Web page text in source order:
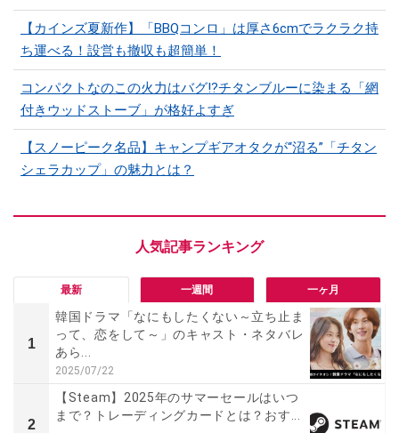
【カインズ夏新作】「BBQコンロ」は厚さ6cmでラクラク持
ち運べる！設営も撤収も超簡単！
コンパクトなのこの火力はバグ⁉チタンブルーに染まる「網
付きウッドストーブ」が格好よすぎ
【スノーピーク名品】キャンプギアオタクが“沼る”「チタン
シェラカップ」の魅力とは？
最新 一週間 一ヶ月
1
韓国ドラマ「なにもしたくない～立ち止ま
って、恋をして～」のキャスト・ネタバレ
あら...
2025/07/22
2
【Steam】2025年のサマーセールはいつ
まで？トレーディングカードとは？おす...